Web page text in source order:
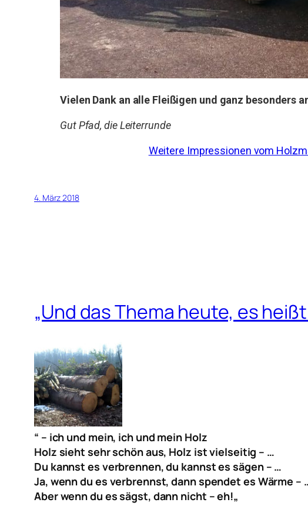
Vielen Dank an alle Fleißigen und ganz besonders
Gut Pfad, die Leiterrunde
Weitere Impressionen vom
4. März 2018
„Und das Thema heute, es heißt
“ – ich und mein, ich und mein Holz
Holz sieht sehr schön aus, Holz ist vielseitig – …
Du kannst es verbrennen, du kannst es sägen – …
Ja, wenn du es verbrennst, dann spendet es Wärme –
Aber wenn du es sägst, dann nicht – eh!„